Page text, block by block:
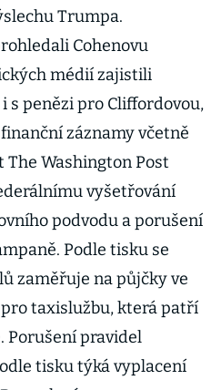
Trumpa.
Cohenovu
médií zajistili
s penězi pro Cliffordovou,
záznamy včetně
Washington Post
vyšetřování
podvodu a porušení
Podle tisku se
zaměřuje na půjčky ve
taxislužbu, která patří
Porušení pravidel
tisku týká vyplacení